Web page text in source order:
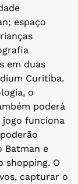
espaço
em duas
Curitiba.
o
poderá
funciona
Batman e
shopping. O
capturar o